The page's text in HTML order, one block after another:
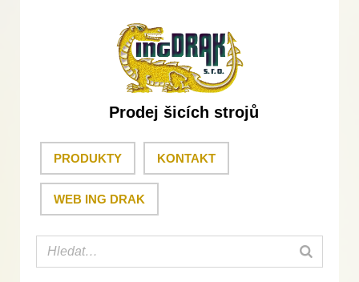
Prodej šicích strojů
PRODUKTY KONTAKT
WEB ING DRAK